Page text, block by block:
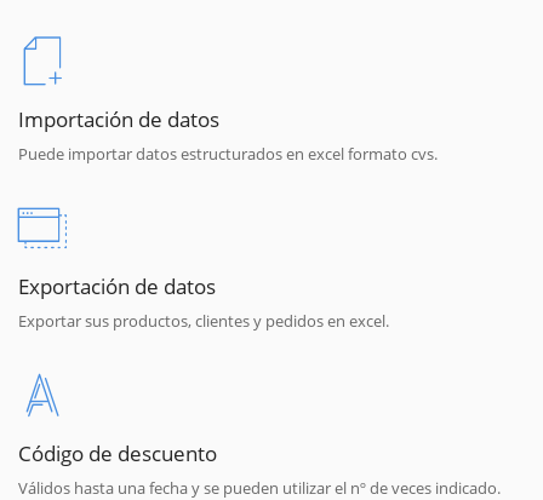
Importación de datos
Puede importar datos estructurados en excel formato cvs.
Exportación de datos
Exportar sus productos, clientes y pedidos en excel.
Código de descuento
Válidos hasta una fecha y se pueden utilizar el nº de veces indicado.